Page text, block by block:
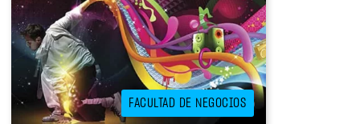
FACULTAD DE NEGOCIOS